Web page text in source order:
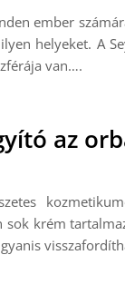
ember
helyeket. A
van….
az
sok krém